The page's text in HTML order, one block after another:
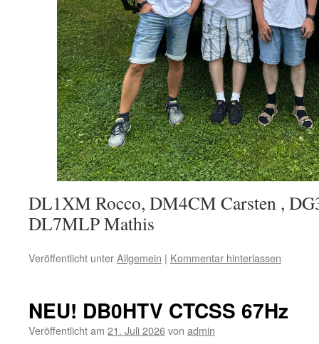
DL1XM Rocco, DM4CM Carsten ,
DL7MLP Mathis
Veröffentlicht unterAllgemein | Kommentar hinterlassen
NEU! DB0HTV CTCSS 67Hz
Veröffentlicht am 21. Juli 2026von admin